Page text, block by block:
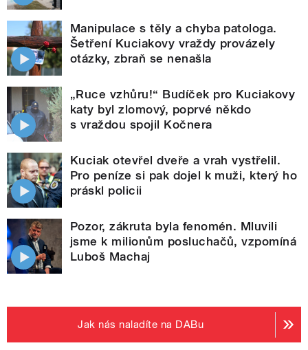
Manipulace s těly a chyba patologa.
Šetření Kuciakovy vraždy provázely
otázky, zbraň se nenašla
„Ruce vzhůru!“ Budíček pro Kuciakovy
katy byl zlomový, poprvé někdo
s vraždou spojil Kočnera
Kuciak otevřel dveře a vrah vystřelil.
Pro peníze si pak dojel k muži, který ho
práskl policii
Pozor, zákruta byla fenomén. Mluvili
jsme k milionům posluchačů, vzpomíná
Luboš Machaj
Jak nás naladíte na DABu